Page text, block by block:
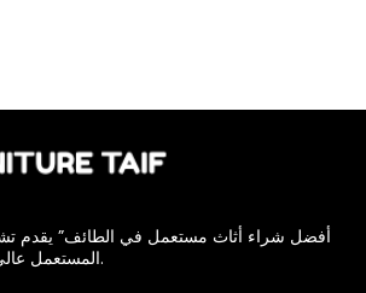
المستعمل عالي الجودة بأسعار معقولة.